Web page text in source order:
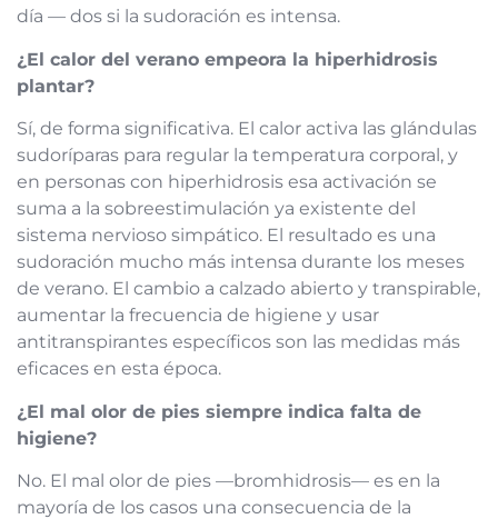
día — dos si la sudoración es intensa.
¿El calor del verano empeora la hiperhidrosis
plantar?
Sí, de forma significativa. El calor activa las glándulas
sudoríparas para regular la temperatura corporal, y
en personas con hiperhidrosis esa activación se
suma a la sobreestimulación ya existente del
sistema nervioso simpático. El resultado es una
sudoración mucho más intensa durante los meses
de verano. El cambio a calzado abierto y transpirable,
aumentar la frecuencia de higiene y usar
antitranspirantes específicos son las medidas más
eficaces en esta época.
¿El mal olor de pies siempre indica falta de
higiene?
No. El mal olor de pies —bromhidrosis— es en la
mayoría de los casos una consecuencia de la